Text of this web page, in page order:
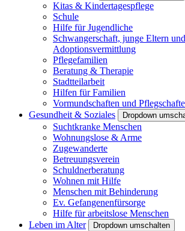
Kitas & Kindertagespflege
Schule
Hilfe für Jugendliche
Schwangerschaft, junge Eltern und
Adoptionsvermittlung
Pflegefamilien
Beratung & Therapie
Stadtteilarbeit
Hilfen für Familien
Vormundschaften und
Gesundheit & Soziales
Dropdown
Suchtkranke Menschen
Wohnungslose & Arme
Zugewanderte
Betreuungsverein
Schuldnerberatung
Wohnen mit Hilfe
Menschen mit Behinderung
Ev. Gefangenenfürsorge
Hilfe für arbeitslose Menschen
Leben im Alter
Dropdown umschalten